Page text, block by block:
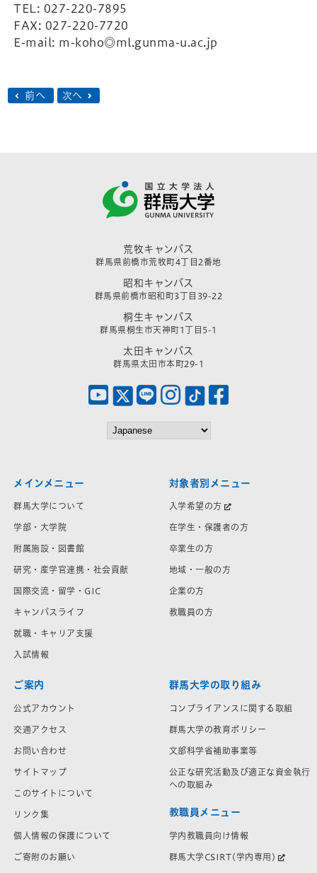
TEL: 027-220-7895
FAX: 027-220-7720
E-mail: m-koho◎ml.gunma-u.ac.jp
前へ 次へ
荒牧キャンパス
群馬県前橋市荒牧町4丁目2番地
昭和キャンパス
群馬県前橋市昭和町3丁目39-22
桐生キャンパス
群馬県桐生市天神町1丁目5-1
太田キャンパス
群馬県太田市本町29-1
メインメニュー
群馬大学について
学部・大学院
附属施設・図書館
研究・産学官連携・社会貢献
国際交流・留学・GIC
キャンパスライフ
就職・キャリア支援
入試情報
対象者別メニュー
入学希望の方
在学生・保護者の方
卒業生の方
地域・一般の方
企業の方
教職員の方
ご案内
公式アカウント
交通アクセス
お問い合わせ
サイトマップ
このサイトについて
リンク集
個人情報の保護について
ご寄附のお願い
群馬大学の取り組み
コンプライアンスに関する取組
群馬大学の教育ポリシー
文部科学省補助事業等
公正な研究活動及び適正な資金執行
への取組み
教職員メニュー
学内教職員向け情報
群馬大学CSIRT(学内専用)